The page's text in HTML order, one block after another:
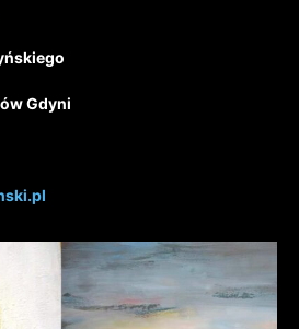
Gdyni